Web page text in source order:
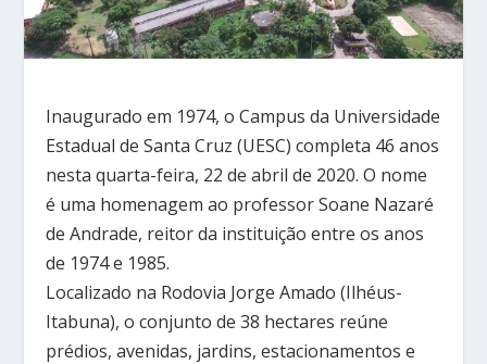
Inaugurado em 1974, o Campus da Universidade
Estadual de Santa Cruz (UESC) completa 46 anos
nesta quarta-feira, 22 de abril de 2020. O nome
é uma homenagem ao professor Soane Nazaré
de Andrade, reitor da instituição entre os anos
de 1974 e 1985.
Localizado na Rodovia Jorge Amado (Ilhéus-
Itabuna), o conjunto de 38 hectares reúne
prédios, avenidas, jardins, estacionamentos e